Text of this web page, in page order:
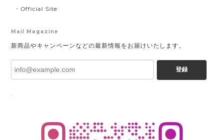
Official Site
Mail Magazine
新商品やキャンペーンなどの最新情報をお届けいたします。
登録